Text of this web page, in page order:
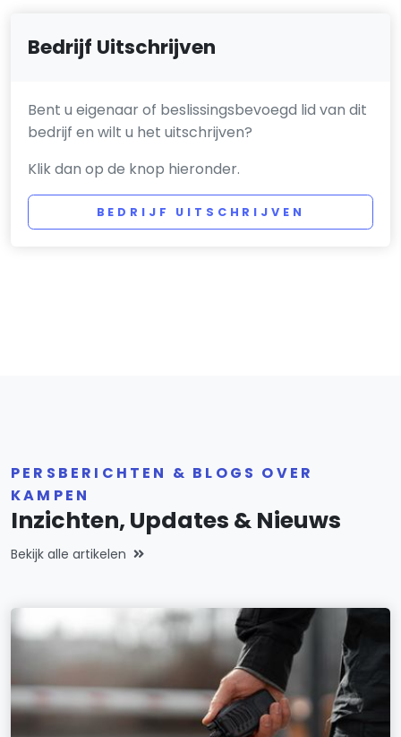
Bedrijf Uitschrijven
Bent u eigenaar of beslissingsbevoegd lid van dit
bedrijf en wilt u het uitschrijven?
Klik dan op de knop hieronder.
BEDRIJF UITSCHRIJVEN
PERSBERICHTEN & BLOGS OVER
KAMPEN
Inzichten, Updates & Nieuws
Bekijk alle artikelen